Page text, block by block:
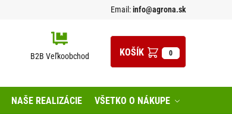
Email:info@agrona.sk
B2B Veľkoobchod 0
NAŠE REALIZÁCIE VŠETKO O NÁKUPE